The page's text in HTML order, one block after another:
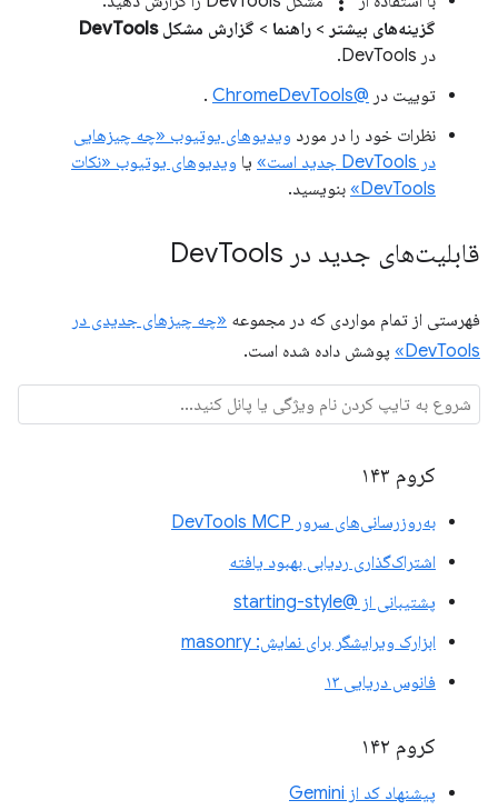
گزینه‌های بیشتر > راهنما > گزارش مشکل DevTools
در DevTools.
توییت در @ChromeDevTools
.
نظرات خود را در مورد ویدیوهای یوتیوب «چه چیزهایی
در DevTools جدید است»
یا ویدیوهای یوتیوب «نکات
DevTools»
بنویسید.
قابلیت‌های جدید در Dev Tools
فهرستی از تمام مواردی که در مجموعه «چه چیزهای جدیدی در
DevTools»
پوشش داده شده است.
کروم ۱۴۳
به‌روزرسانی‌های سرور DevTools MCP
اشتراک‌گذاری ردیابی بهبود یافته
پشتیبانی از @starting-style
ابزارک ویرایشگر برای نمایش: masonry
فانوس دریایی ۱۳
کروم ۱۴۲
پیشنهاد کد از Gemini